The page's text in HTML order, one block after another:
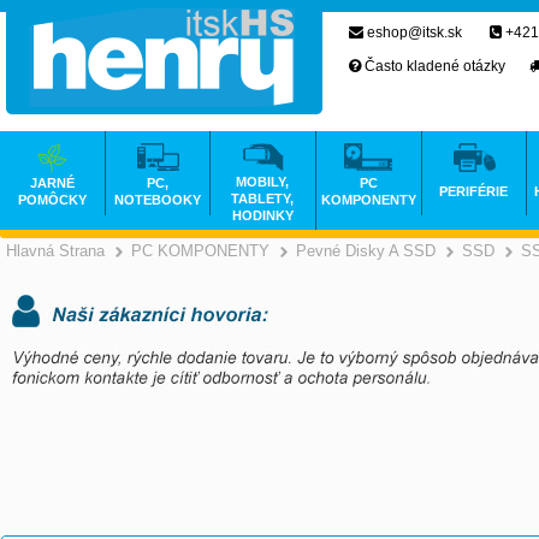
Hlavná Strana >
PC KOMPONENTY >
Pevné Disky A SSD SSD
eshop@itsk.sk
Často kladené otázky
JARNÉ
POMÔCKY
PC,
NOTEBOOKY
MOBILY,
TABLETY,
HODINKY
PC
KOMPONENTY
PERIFÉRIE